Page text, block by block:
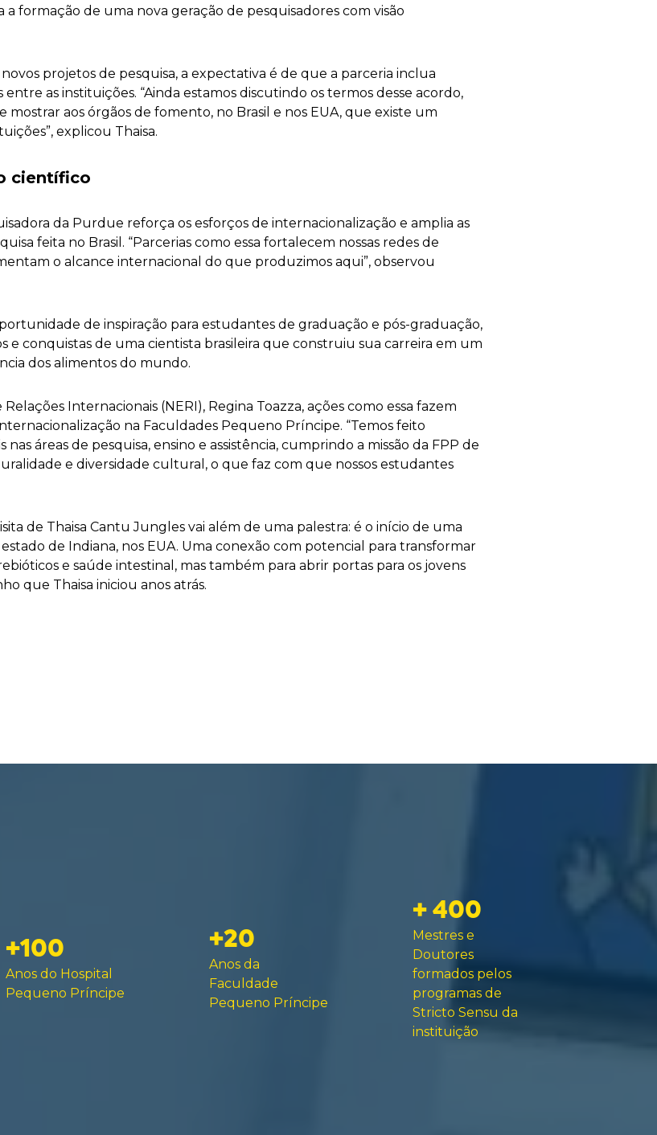
formação de uma nova geração de pesquisadores com visão
projetos de pesquisa, a expectativa é de que a parceria inclua
as instituições. “Ainda estamos discutindo os termos desse acordo,
mostrar aos órgãos de fomento, no Brasil e nos EUA, que existe um
explicou Thaisa.
científico
da Purdue reforça os esforços de internacionalização e amplia as
feita no Brasil. “Parcerias como essa fortalecem nossas redes de
o alcance internacional do que produzimos aqui”, observou
de inspiração para estudantes de graduação e pós-graduação,
e conquistas de uma cientista brasileira que construiu sua carreira em um
dos alimentos do mundo.
Internacionais (NERI), Regina Toazza, ações como essa fazem
na Faculdades Pequeno Príncipe. “Temos feito
áreas de pesquisa, ensino e assistência, cumprindo a missão da FPP de
e diversidade cultural, o que faz com que nossos estudantes
de Thaisa Cantu Jungles vai além de uma palestra: é o início de uma
de Indiana, nos EUA. Uma conexão com potencial para transformar
e saúde intestinal, mas também para abrir portas para os jovens
que Thaisa iniciou anos atrás.
+100
Anos do Hospital
Pequeno Príncipe
+20
Anos da
Faculdade
Pequeno Príncipe
+ 400
Mestres e
Doutores
formados pelos
programas de
Stricto Sensu da
instituição